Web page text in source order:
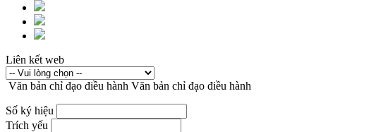
Liên kết web
Văn bản chỉ đạo điều hành Văn bản chỉ đạo điều hành
Số ký hiệu
Trích yếu